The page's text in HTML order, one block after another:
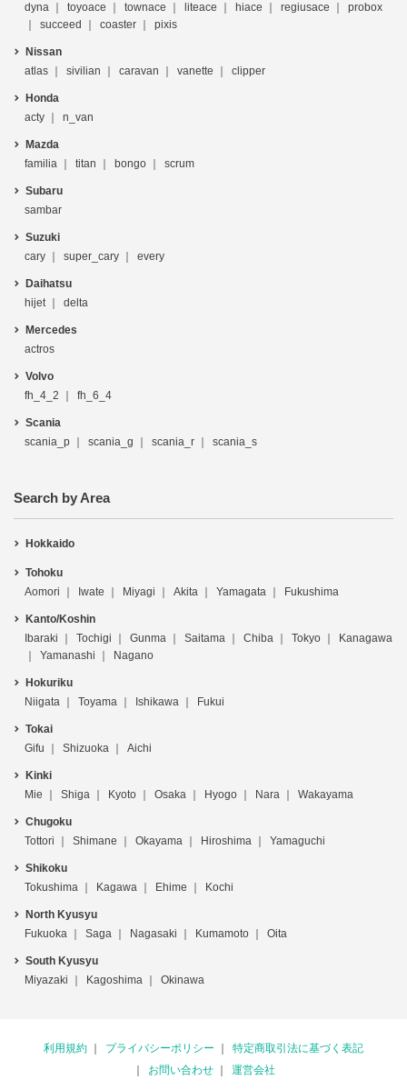
dyna
toyoace townace liteace hiace regiusace
probox
succeed
coaster pixis
Nissan
atlas
sivilian caravan vanette clipper
Honda
acty
n_van
Mazda
familia
titan bongo scrum
Subaru
sambar
Suzuki
cary
super_cary every
Daihatsu
hijet
delta
Mercedes
actros
Volvo
fh_4_2
fh_6_4
Scania
scania_p
scania_g scania_r scania_s
Search by Area
Hokkaido
Tohoku
Aomori
Iwate Miyagi Akita Yamagata Fukushima
Kanto/Koshin
Ibaraki
Tochigi Gunma Saitama Chiba Tokyo
Kanagawa
Yamanashi
Nagano
Hokuriku
Niigata
Toyama Ishikawa Fukui
Tokai
Gifu
Shizuoka Aichi
Kinki
Mie
Shiga Kyoto Osaka Hyogo Nara Wakayama
Chugoku
Tottori
Shimane Okayama Hiroshima Yamaguchi
Shikoku
Tokushima
Kagawa Ehime Kochi
North Kyusyu
Fukuoka
Saga Nagasaki Kumamoto Oita
South Kyusyu
Miyazaki
Kagoshima Okinawa
利用規約 プライバシーポリシー
特定商取引法に基づく表記
お問い合わせ
運営会社